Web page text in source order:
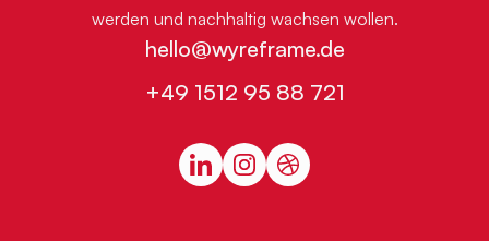
werden und nachhaltig wachsen wollen.
hello@wyreframe.de
+49 1512 95 88 721